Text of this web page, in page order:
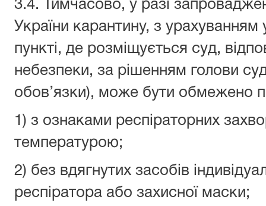
3.4. Тимчасово, у разі
України карантину, з
пункті, де розміщується суд,
небезпеки, за рішенням голови
обов’язки), може бути обмежено
1) з ознаками респіраторних
температурою;
2) без вдягнутих засобів
респіратора або захисної маски;